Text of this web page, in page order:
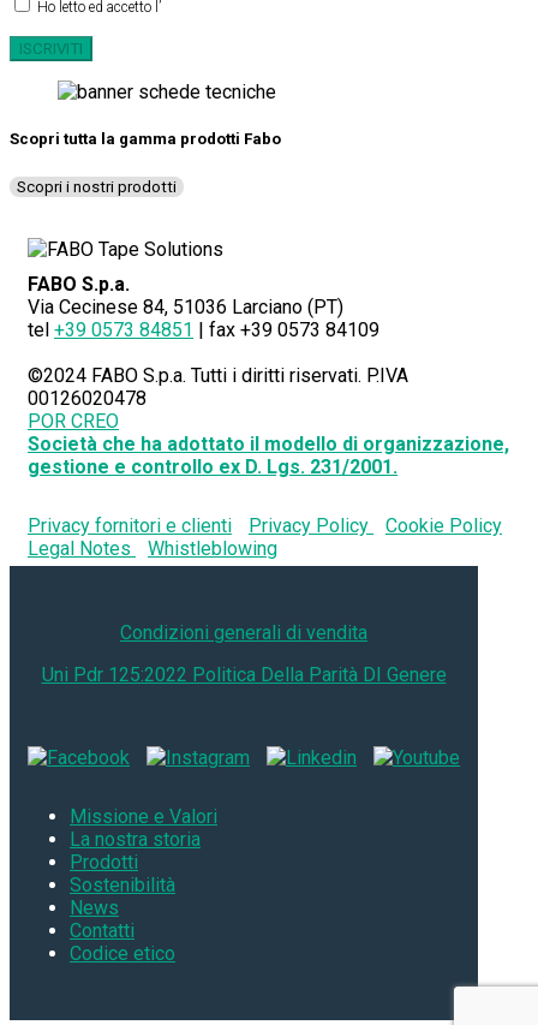
Ho letto ed accetto l’
Scopri tutta la gamma prodotti Fabo
Scopri i nostri prodotti
FABO S.p.a.
Via Cecinese 84, 51036 Larciano (PT)
tel +39 0573 84851
| fax +39 0573 84109
©2024 FABO S.p.a. Tutti i diritti riservati. P.IVA
00126020478
POR CREO
Società che ha adottato il modello di organizzazione,
gestione e controllo ex D. Lgs. 231/2001.
Privacy fornitori e clienti Privacy Policy
Cookie Policy
Legal Notes
Whistleblowing
Condizioni generali di vendita
Uni Pdr 125:2022 Politica Della Parità DI Genere
Missione e Valori
La nostra storia
Prodotti
Sostenibilità
News
Contatti
Codice etico